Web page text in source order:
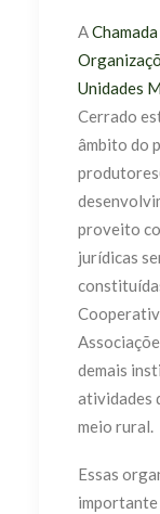
A
Unidades
Cerrado
âmbito do
proveito
jurídicas
demais
atividades
meio rural.
Essas
importante